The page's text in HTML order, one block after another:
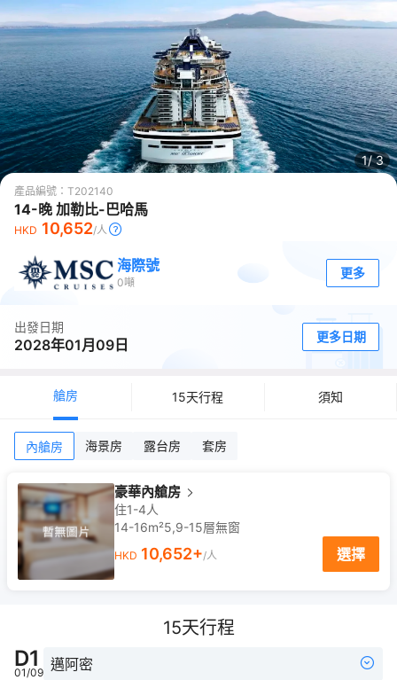
1/3
產品編號： T202140
14-晚 加勒比-巴哈馬
HKD 10,652/人
海際號
0噸
更多
出發日期
2028年01月09日 更多日期
艙房 15天行程 須知
內艙房 海景房 露台房 套房
豪華內艙房
住1-4人
14-16m²5,9-15層無窗
HKD 10,652+/人 選擇
15天行程
D1
01/09 邁阿密